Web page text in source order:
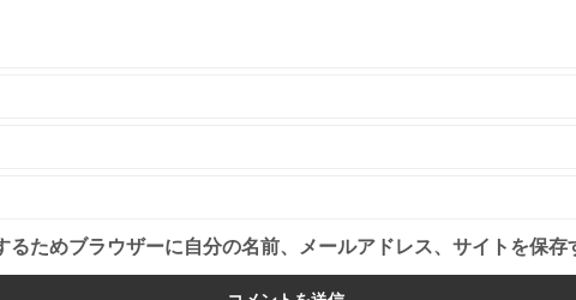
るためブラウザーに自分の名前、メールアドレス、サイトを保存